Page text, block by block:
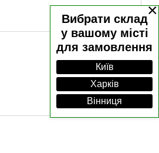
×
Вибрати склад
у вашому місті
для замовлення
Київ
Харків
Вінниця